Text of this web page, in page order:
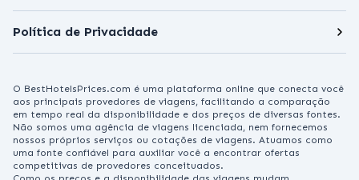
Política de Privacidade
O BestHotelsPrices.com é uma plataforma online que conecta você
aos principais provedores de viagens, facilitando a comparação
em tempo real da disponibilidade e dos preços de diversas fontes.
Não somos uma agência de viagens licenciada, nem fornecemos
nossos próprios serviços ou cotações de viagens. Atuamos como
uma fonte confiável para auxiliar você a encontrar ofertas
competitivas de provedores conceituados.